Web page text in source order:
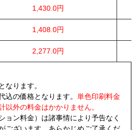
1,430.0円
1,408.0円
2,277.0円
なります。
込の価格となります。 単色印刷料金
以外の料金はかかりません。
ョン料金）は諸事情により予告なく